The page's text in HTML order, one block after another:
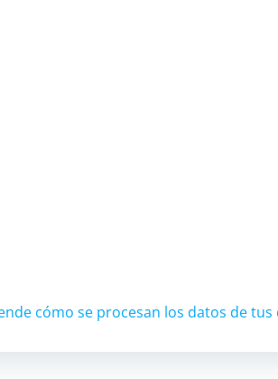
cómo se procesan los datos de